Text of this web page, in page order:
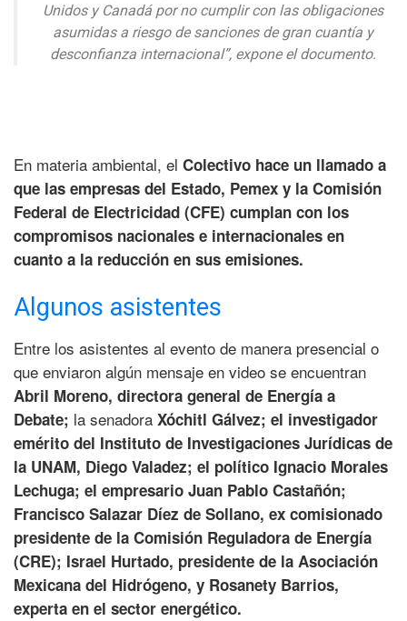
Unidos y Canadá por no cumplir con las obligaciones
asumidas a riesgo de sanciones de gran cuantía y
desconfianza internacional”, expone el documento.
En materia ambiental, el Colectivo hace un llamado a
que las empresas del Estado, Pemex y la Comisión
Federal de Electricidad (CFE) cumplan con los
compromisos nacionales e internacionales en
cuanto a la reducción en sus emisiones.
Algunos asistentes
Entre los asistentes al evento de manera presencial o
que enviaron algún mensaje en video se encuentran
Abril Moreno, directora general de Energía a
Debate; la senadora Xóchitl Gálvez; el investigador
emérito del Instituto de Investigaciones Jurídicas de
la UNAM, Diego Valadez; el político Ignacio Morales
Lechuga; el empresario Juan Pablo Castañón;
Francisco Salazar Díez de Sollano, ex comisionado
presidente de la Comisión Reguladora de Energía
(CRE); Israel Hurtado, presidente de la Asociación
Mexicana del Hidrógeno, y Rosanety Barrios,
experta en el sector energético.